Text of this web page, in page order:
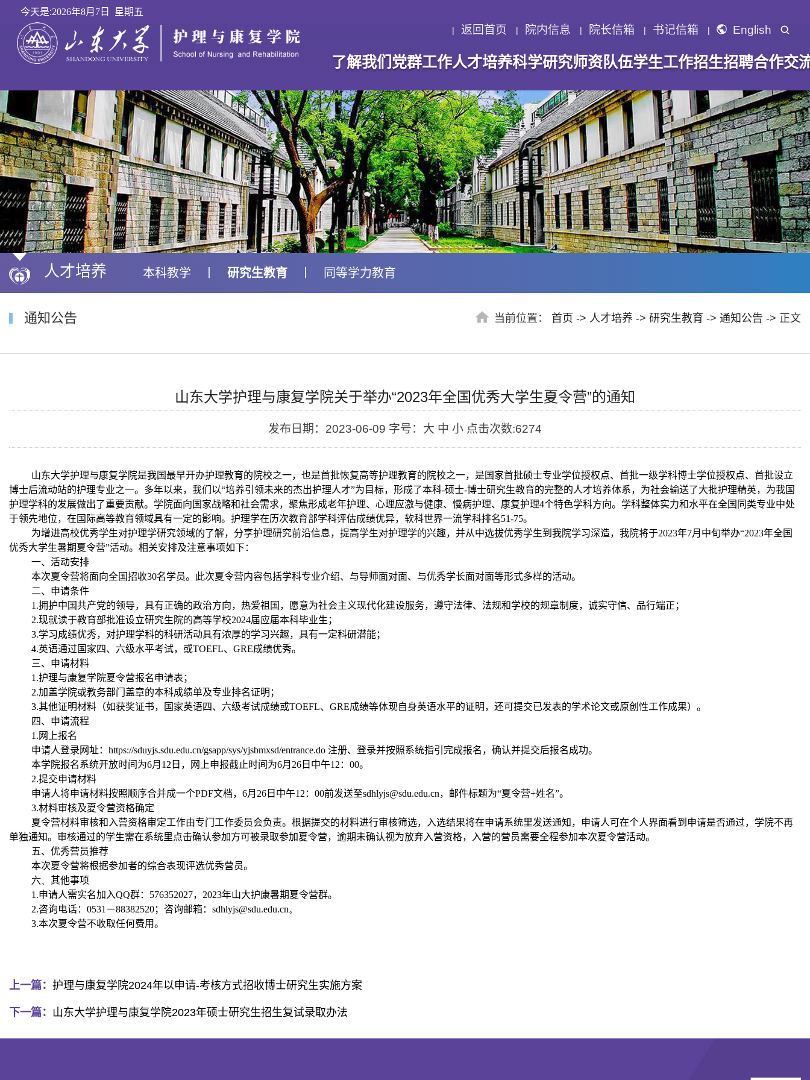
今天是:2026年8月7日 星期五
返回首页 院内信息 院长信箱 书记信箱 English
了解我们 党群工作人才培养科学研究师资队伍学生工作招生招聘合作交
人才培养 本科教学 研究生教育 同等学力教育
通知公告 当前位置： 首页 -> 人才培养 -> 研究生教育 -> 通知公告 -> 正文
山东大学护理与康复学院关于举办“2023年全国优秀大学生夏令营”的通知
发布日期：2023-06-09 字号：大 中 小 点击次数:6274
山东大学护理与康复学院是我国最早开办护理教育的院校之一，也是首批恢复高等护理教育的院校之一，是国家首批硕士专业学位授权点、首批一级学科博士学位授权点、首批设立
博士后流动站的护理专业之一。多年以来，我们以“培养引领未来的杰出护理人才”为目标，形成了本科-硕士-博士研究生教育的完整的人才培养体系，为社会输送了大批护理精英，为我国
护理学科的发展做出了重要贡献。学院面向国家战略和社会需求，聚焦形成老年护理、心理应激与健康、慢病护理、康复护理4个特色学科方向。学科整体实力和水平在全国同类专业中处
于领先地位，在国际高等教育领域具有一定的影响。护理学在历次教育部学科评估成绩优异，软科世界一流学科排名51-75。
为增进高校优秀学生对护理学研究领域的了解，分享护理研究前沿信息，提高学生对护理学的兴趣，并从中选拔优秀学生到我院学习深造，我院将于2023年7月中旬举办“2023年全国
优秀大学生暑期夏令营”活动。相关安排及注意事项如下：
一、活动安排
本次夏令营将面向全国招收30名学员。此次夏令营内容包括学科专业介绍、与导师面对面、与优秀学长面对面等形式多样的活动。
二、申请条件
1.拥护中国共产党的领导，具有正确的政治方向，热爱祖国，愿意为社会主义现代化建设服务，遵守法律、法规和学校的规章制度，诚实守信、品行端正；
2.现就读于教育部批准设立研究生院的高等学校2024届应届本科毕业生；
3.学习成绩优秀，对护理学科的科研活动具有浓厚的学习兴趣，具有一定科研潜能；
4.英语通过国家四、六级水平考试，或TOEFL、 GRE成绩优秀。
三、申请材料
1.护理与康复学院夏令营报名申请表；
2.加盖学院或教务部门盖章的本科成绩单及专业排名证明；
3.其他证明材料（如获奖证书，国家英语四、六级考试成绩或TOEFL、 GRE成绩等体现自身英语水平的证明，还可提交已发表的学术论文或原创性工作成果）。
四、申请流程
1. 网上报名
申请人登录网址： https://sduyjs.sdu.edu.cn/gsapp/sys/yjsbmxsd/entrance.do 注册、登录并按照系统指引完成报名，确认并提交后报名成功。
本学院报名系统开放时间为6月 12 日，网上申报截止时间为6月 26 日中午12 ： 00。
2.提交申请材料
申请人将申请材料按照顺序合并成一个PDF文档， 6月 26 日中午12 ： 00前发送至sdhlyjs@sdu.edu.cn，邮件标题为“夏令营+姓名”。
3.材料审核及夏令营资格确定
夏令营材料审核和入营资格审定工作由专门工作委员会负责。根据提交的材料进行审核筛选，入选结果将在申请系统里发送通知，申请人可在个人界面看到申请是否通过，学院不再
单独通知。审核通过的学生需在系统里点击确认参加方可被录取参加夏令营，逾期未确认视为放弃入营资格，入营的营员需要全程参加本次夏令营活动。
五、优秀营员推荐
本次夏令营将根据参加者的综合表现评选优秀营员。
六、 其他事项
1.申请人需实名加入QQ群： 576352027， 2023年山大护康暑期夏令营群。
2.咨询电话： 0531 －88382520；咨询邮箱： sdhlyjs@sdu.edu.cn。
3.本次夏令营不收取任何费用。
上一篇： 护理与康复学院2024年以申请-考核方式招收博士研究生实施方案
下一篇： 山东大学护理与康复学院2023年硕士研究生招生复试录取办法